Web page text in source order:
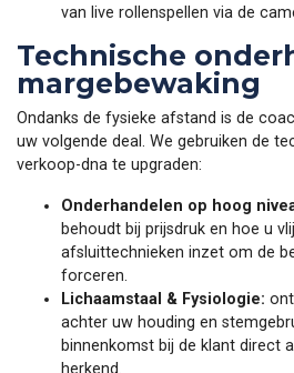
van live rollenspellen via de
Technische
margebewaking
Ondanks de fysieke afstand is de
uw volgende deal. We gebruiken de
verkoop-dna te upgraden:
Onderhandelen op hoog
behoudt bij prijsdruk en hoe u
afsluittechnieken inzet om de
forceren.
Lichaamstaal & Fysiologie:
achter uw houding en
binnenkomst bij de klant direct
herkend.